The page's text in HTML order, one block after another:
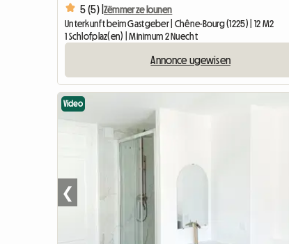
5 (5) |Zëmmer ze lounen
Unterkunft beim Gastgeber | Chêne-Bourg (1225) | 12 M2
1 Schlofplaz(en) | Minimum 2 Nuecht
Annonce ugewisen
Video
❮